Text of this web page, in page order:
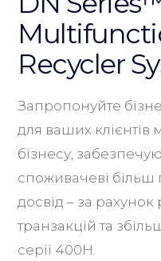
Recycler
Запропонуйте
для ваших клієнтів
бізнесу,
споживачеві більш
досвід – за
транзакцій та
серії 400H.